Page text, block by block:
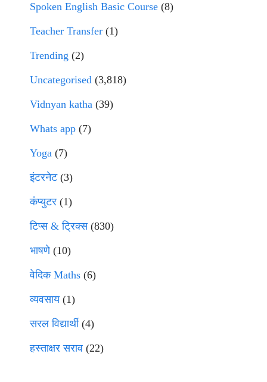
Spoken English Basic Course (8)
Teacher Transfer (1)
Trending (2)
Uncategorised (3,818)
Vidnyan katha (39)
Whats app (7)
Yoga (7)
इंटरनेट(3)
कंप्युटर (1)
टिप्स & ट्रिक्स(830)
भाषणे(10)
वेदिक Maths (6)
व्यवसाय(1)
सरल विद्यार्थी(4)
हस्ताक्षर सराव (22)